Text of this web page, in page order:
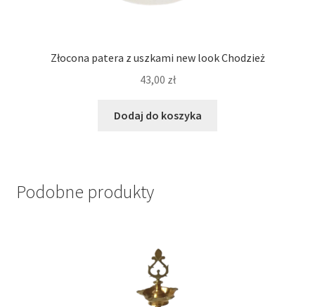
Złocona patera z uszkami new look Chodzież
43,00 zł
Dodaj do koszyka
Podobne produkty